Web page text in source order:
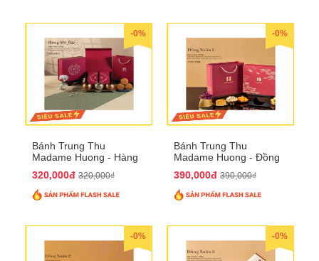
-0%
Bánh Trung Thu
Madame Huong - Hàng
320,000đ 320,000₫
-0%
Bánh Trung Thu
Madame Huong - Đồng
390,000đ 390,000₫
-0% -0%